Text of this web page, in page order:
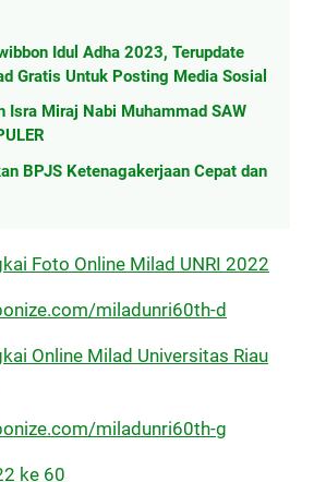
Idul Adha 2023, Terupdate
Gratis Untuk Posting Media Sosial
Isra Miraj Nabi Muhammad SAW
BPJS Ketenagakerjaan Cepat dan
Foto Online Milad UNRI 2022
miladunri60th-d
Online Milad Universitas Riau
miladunri60th-g
ke 60